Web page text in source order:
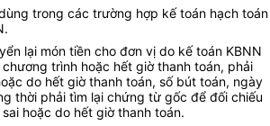
trong các trường hợp kế toán hạch toán
.
lại món tiền cho đơn vị do kế toán KBNN
trình hoặc hết giờ thanh toán, phải
do hết giờ thanh toán, số bút toán, ngày
thời phải tìm lại chứng từ gốc để đối chiếu
hoặc do hết giờ thanh toán.